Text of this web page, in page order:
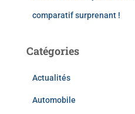
comparatif surprenant !
Catégories
Actualités
Automobile